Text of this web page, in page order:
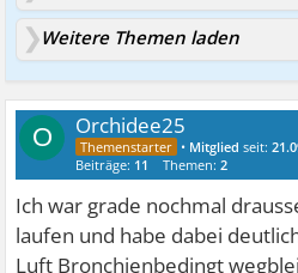
Weitere Themen laden
O Orchidee25
• Mitglied seit:
Beiträge: 11 Themen:2
Ich war grade nochmal
laufen und habe dabei
Luft Bronchienbedingt